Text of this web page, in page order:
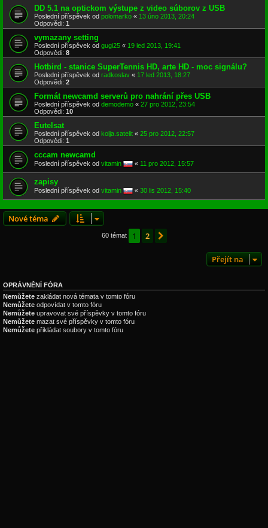
DD 5.1 na optickom výstupe z video súborov z USB
Poslední příspěvek od polomarko « 13 úno 2013, 20:24
Odpovědi: 1
vymazany setting
Poslední příspěvek od gugi25 « 19 led 2013, 19:41
Odpovědi: 8
Hotbird - stanice SuperTennis HD, arte HD - moc signálu?
Poslední příspěvek od radkoslav « 17 led 2013, 18:27
Odpovědi: 2
Formát newcamd serverů pro nahrání přes USB
Poslední příspěvek od demodemo « 27 pro 2012, 23:54
Odpovědi: 10
Eutelsat
Poslední příspěvek od kolja.satelit « 25 pro 2012, 22:57
Odpovědi: 1
cccam newcamd
Poslední příspěvek od vitamin « 11 pro 2012, 15:57
zapisy
Poslední příspěvek od vitamin « 30 lis 2012, 15:40
Nové téma
60 témat 1 2
Přejít na
OPRÁVNĚNÍ FÓRA
Nemůžete zakládat nová témata v tomto fóru
Nemůžete odpovídat v tomto fóru
Nemůžete upravovat své příspěvky v tomto fóru
Nemůžete mazat své příspěvky v tomto fóru
Nemůžete přikládat soubory v tomto fóru